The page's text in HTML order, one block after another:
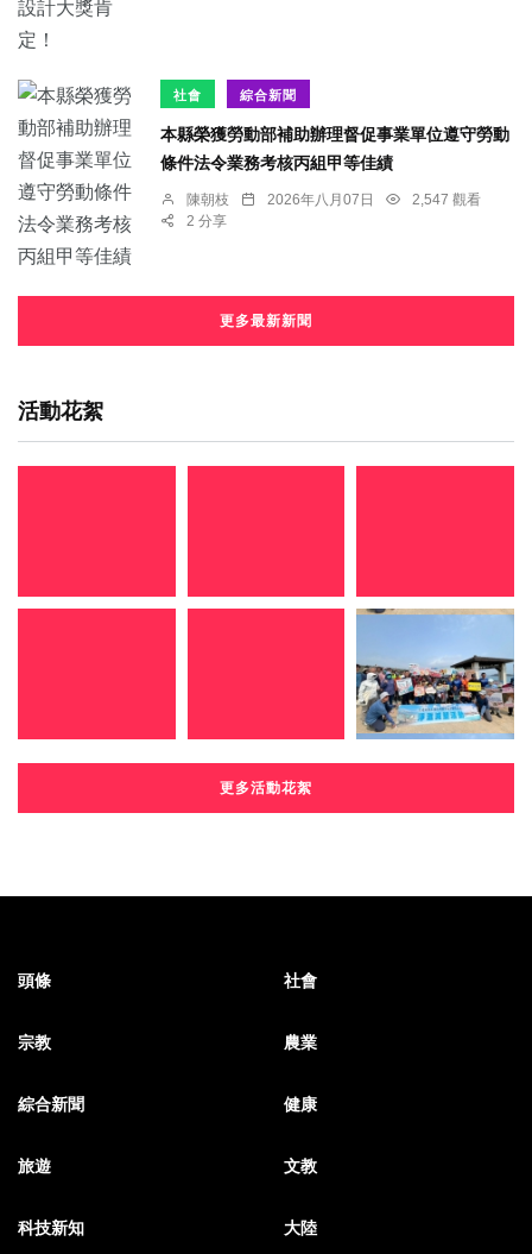
社會 綜合新聞
本縣榮獲勞動部補助辦理督促事業單位遵守勞動
條件法令業務考核丙組甲等佳績
陳朝枝 2026年八月07日
2,547 觀看
2 分享
更多最新新聞
活動花絮
更多活動花絮
頭條 社會
宗教 農業
綜合新聞 健康
旅遊 文教
科技新知 大陸